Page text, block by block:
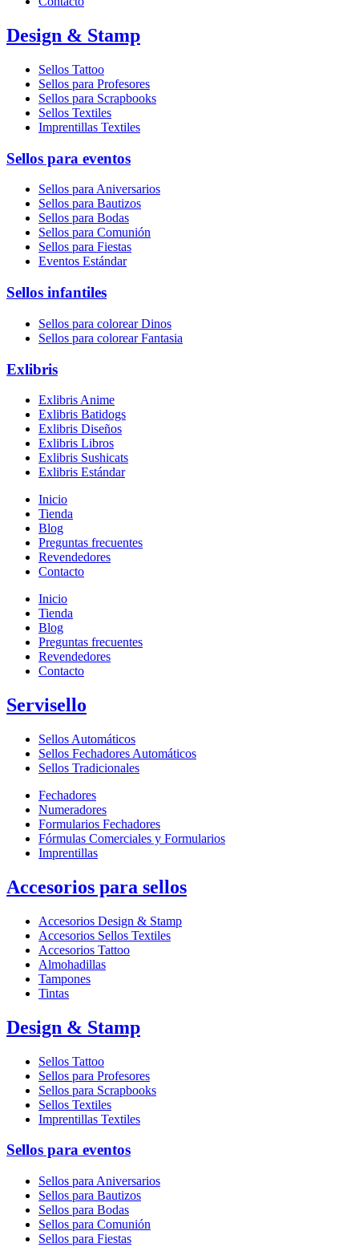
Design & Stamp
Sellos Tattoo
Sellos para Profesores
Sellos para Scrapbooks
Sellos Textiles
Imprentillas Textiles
Sellos para eventos
Sellos para Aniversarios
Sellos para Bautizos
Sellos para Bodas
Sellos para Comunión
Sellos para Fiestas
Eventos Estándar
Sellos infantiles
Sellos para colorear Dinos
Sellos para colorear Fantasia
Exlibris
Exlibris Anime
Exlibris Batidogs
Exlibris Diseños
Exlibris Libros
Exlibris Sushicats
Exlibris Estándar
Inicio
Tienda
Blog
Preguntas frecuentes
Revendedores
Contacto
Inicio
Tienda
Blog
Preguntas frecuentes
Revendedores
Contacto
Servisello
Sellos Automáticos
Sellos Fechadores Automáticos
Sellos Tradicionales
Fechadores
Numeradores
Formularios Fechadores
Fórmulas Comerciales y Formularios
Imprentillas
Accesorios para sellos
Accesorios Design & Stamp
Accesorios Sellos Textiles
Accesorios Tattoo
Almohadillas
Tampones
Tintas
Design & Stamp
Sellos Tattoo
Sellos para Profesores
Sellos para Scrapbooks
Sellos Textiles
Imprentillas Textiles
Sellos para eventos
Sellos para Aniversarios
Sellos para Bautizos
Sellos para Bodas
Sellos para Comunión
Sellos para Fiestas